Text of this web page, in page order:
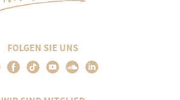
FOLGEN SIE UNS